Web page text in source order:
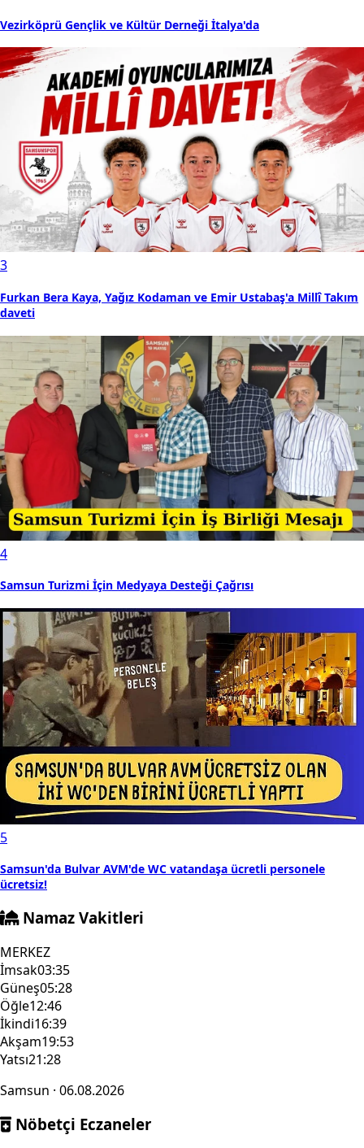
Vezirköprü Gençlik ve Kültür Derneği İtalya'da
3
Furkan Bera Kaya, Yağız Kodaman ve Emir Ustabaş'a Millî Takım
daveti
4
Samsun Turizmi İçin Medyaya Desteği Çağrısı
5
Samsun'da Bulvar AVM'de WC vatandaşa ücretli personele
ücretsiz!
Namaz Vakitleri
MERKEZ
İmsak03:35
Güneş05:28
Öğle12:46
İkindi16:39
Akşam19:53
Yatsı21:28
Samsun · 06.08.2026
Nöbetçi Eczaneler